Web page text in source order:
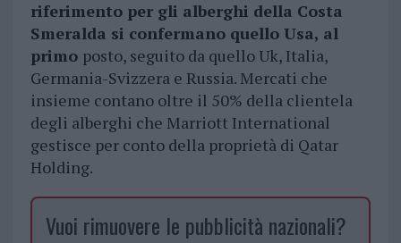
riferimento per gli alberghi della Costa
Smeralda si confermano quello Usa, al
primo posto, seguito da quello Uk, Italia,
Germania-Svizzera e Russia. Mercati che
insieme contano oltre il 50% della clientela
degli alberghi che Marriott International
gestisce per conto della proprietà di Qatar
Holding.
Vuoi rimuovere le pubblicità nazionali?